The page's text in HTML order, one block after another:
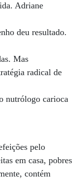
Adriane
deu resultado.
Mas
radical de
nutrólogo carioca
pelo
em casa, pobres
contém